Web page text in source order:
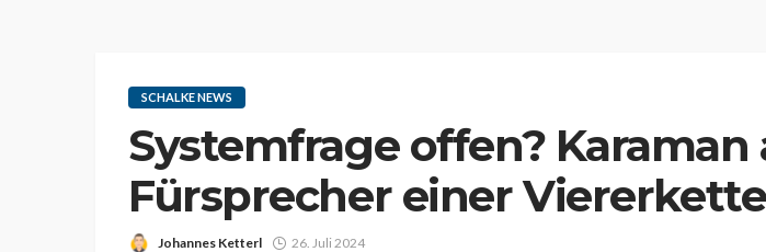
SCHALKE NEWS
Systemfrage offen? Karaman
Fürsprecher einer Viererkette
Johannes Ketterl 26. Juli 2024